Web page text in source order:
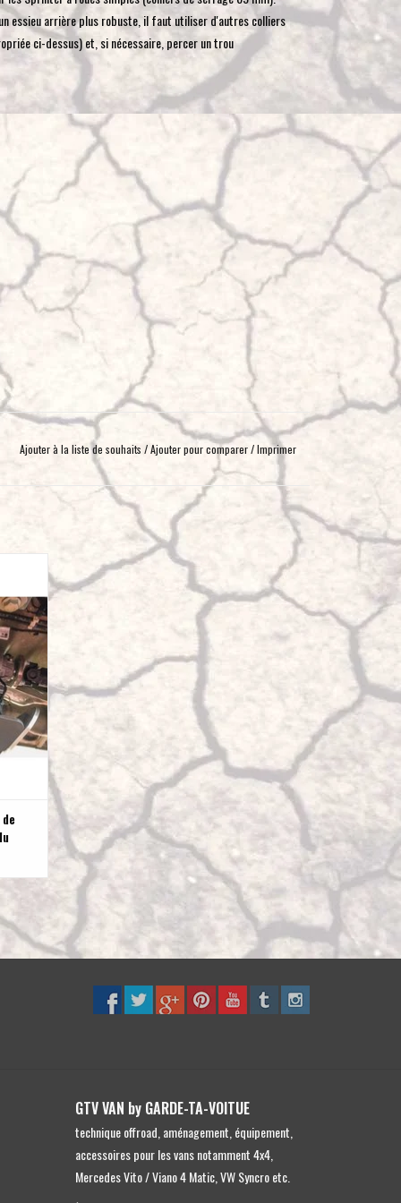
toucher
et
glisser.
essieu arrière plus robuste, il faut utiliser d'autres colliers
ci-dessus) et, si nécessaire, percer un trou
Ajouter à la liste de souhaits /Ajouter pour comparer/Imprimer
GTV VAN by GARDE-TA-VOITUE
technique offroad, aménagement, équipement,
accessoires pour les vans notamment 4x4,
Mercedes Vito / Viano 4 Matic, VW Syncro etc.